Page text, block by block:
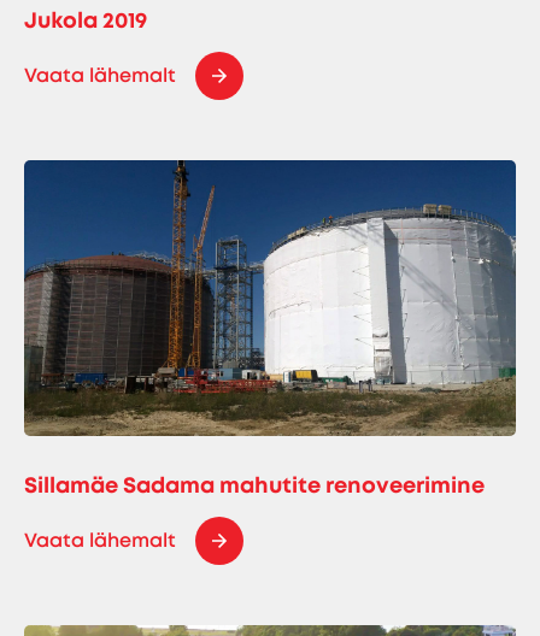
Jukola 2019
Vaata lähemalt
Sillamäe Sadama mahutite renoveerimine
Vaata lähemalt